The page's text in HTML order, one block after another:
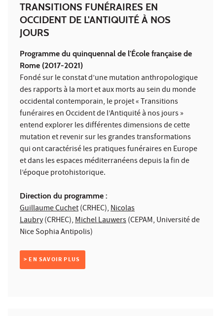
TRANSITIONS FUNÉRAIRES EN
OCCIDENT DE L'ANTIQUITÉ À NOS
JOURS
Programme du quinquennal de l'École française de
Rome (2017-2021)
Fondé sur le constat d’une mutation anthropologique
des rapports à la mort et aux morts au sein du monde
occidental contemporain, le projet « Transitions
funéraires en Occident de l’Antiquité à nos jours »
entend explorer les différentes dimensions de cette
mutation et revenir sur les grandes transformations
qui ont caractérisé les pratiques funéraires en Europe
et dans les espaces méditerranéens depuis la fin de
l’époque protohistorique.
Direction du programme :
Guillaume Cuchet(CRHEC),Nicolas
Laubry(CRHEC),Michel Lauwers(CEPAM, Université de
Nice Sophia Antipolis)
> EN SAVOIR PLUS